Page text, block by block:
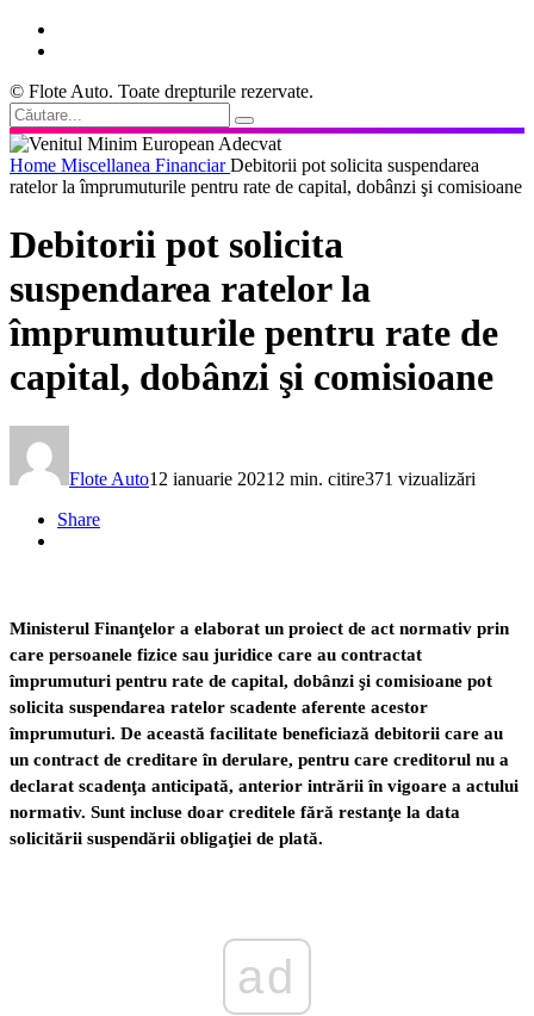
© Flote Auto. Toate drepturile rezervate.
Home Miscellanea FinanciarDebitorii pot solicita suspendarea
ratelor la împrumuturile pentru rate de capital, dobânzi şi comisioane
Debitorii pot solicita
suspendarea ratelor la
împrumuturile pentru rate de
capital, dobânzi şi comisioane
Flote Auto12 ianuarie 2021 2 min. citire371 vizualizări
Share
Ministerul Finanţelor a elaborat un proiect de act normativ prin
care persoanele fizice sau juridice care au contractat
împrumuturi pentru rate de capital, dobânzi şi comisioane pot
solicita suspendarea ratelor scadente aferente acestor
împrumuturi. De această facilitate beneficiază debitorii care au
un contract de creditare în derulare, pentru care creditorul nu a
declarat scadenţa anticipată, anterior intrării în vigoare a actului
normativ. Sunt incluse doar creditele fără restanţe la data
solicitării suspendării obligaţiei de plată.
ad